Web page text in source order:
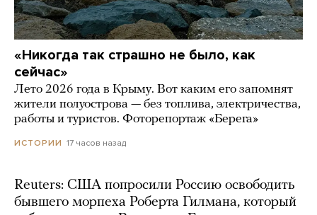
«Никогда так страшно не было, как
сейчас»
Лето 2026 года в Крыму. Вот каким его запомнят
жители полуострова — без топлива, электричества,
работы и туристов. Фоторепортаж «Берега»
ИСТОРИИ 17 часов назад
Reuters: США попросили Россию освободить
бывшего морпеха Роберта Гилмана, который